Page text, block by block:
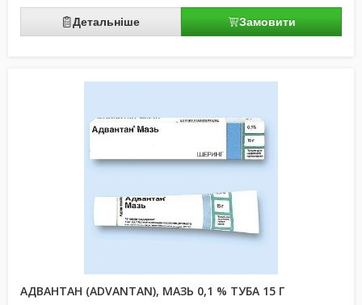
Детальніше Замовити
АДВАНТАН (ADVANTAN), МАЗЬ 0,1 % ТУБА 15 Г